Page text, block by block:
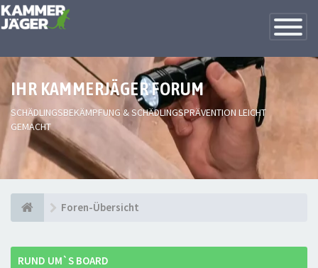
Toggle
IHR KAMMERJÄGER FORUM
SCHÄDLINGSBEKÄMPFUNG & SCHÄDLINGSPRÄVENTION LEICHT
GEMACHT
Foren-Übersicht
RUND UM`S BOARD